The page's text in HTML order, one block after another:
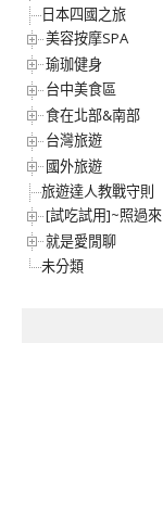
日本四國之旅
美容按摩SPA
瑜珈健身
台中美食區
食在北部&南部
台灣旅遊
國外旅遊
旅遊達人教戰守則
[試吃試用]~照過來
就是愛閒聊
未分類